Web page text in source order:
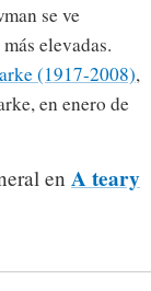
se ve
elevadas.
(1917-2008),
en enero de
en A teary